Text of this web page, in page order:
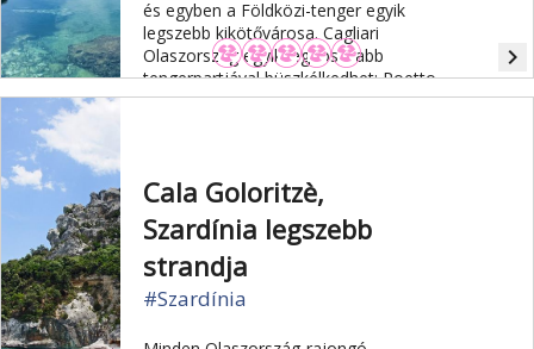
és egyben a Földközi-tenger egyik
legszebb kikötővárosa. Cagliari
Olaszország egyik leghosszabb
tengerpartjával büszkélkedhet: Poetto
13 km hosszú és kitűnő homokos
navigate_next
Cala Goloritzè,
Szardínia legszebb
strandja
#Szardínia